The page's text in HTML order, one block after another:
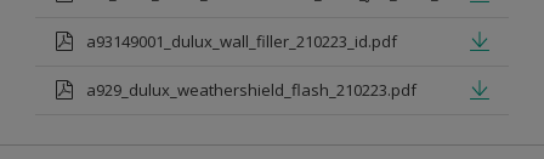
a93149001_dulux_wall_filler_210223_id.pdf
a929_dulux_weathershield_flash_210223.pdf